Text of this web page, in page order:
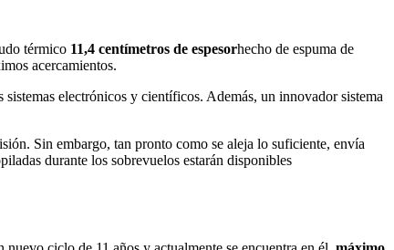
térmico 11,4 centímetros de espesorhecho de espuma de
acercamientos.
electrónicos y científicos. Además, un innovador sistema
Sin embargo, tan pronto como se aleja lo suficiente, envía
durante los sobrevuelos estarán disponibles